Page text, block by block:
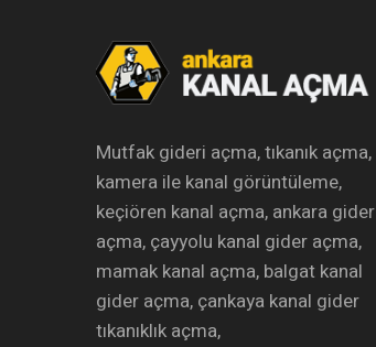
Mutfak gideri açma, tıkanık açma,
kamera ile kanal görüntüleme,
keçiören kanal açma, ankara gider
açma, çayyolu kanal gider açma,
mamak kanal açma, balgat kanal
gider açma, çankaya kanal gider
tıkanıklık açma,